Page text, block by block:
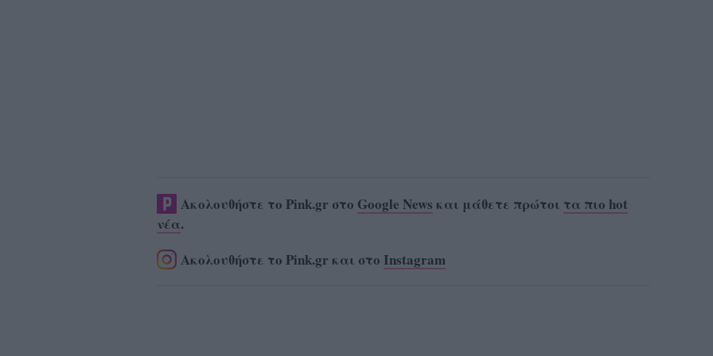
Ακολουθήστε το Pink.gr στο Google News και μάθετε πρώτοι τα πιο hot
νέα.
Ακολουθήστε το Pink.gr και στο Instagram